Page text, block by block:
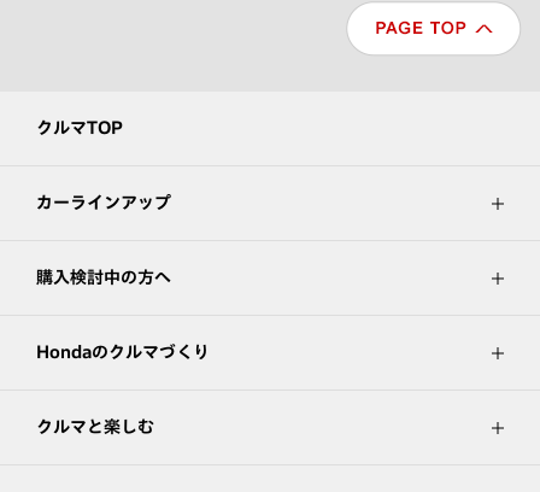
クルマTOP
カーラインアップ
購入検討中の方へ
Hondaのクルマづくり
クルマと楽しむ